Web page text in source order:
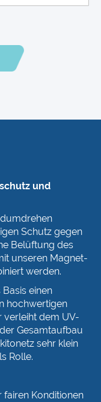
und
Schutz gegen
Belüftung des
unseren Magnet-
werden.
einen
hochwertigen
verleiht dem UV-
Gesamtaufbau
sehr klein
Rolle.
Konditionen